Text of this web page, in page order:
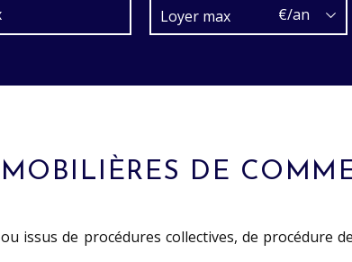
€/an
DE
issus de procédures collectives, de procédure